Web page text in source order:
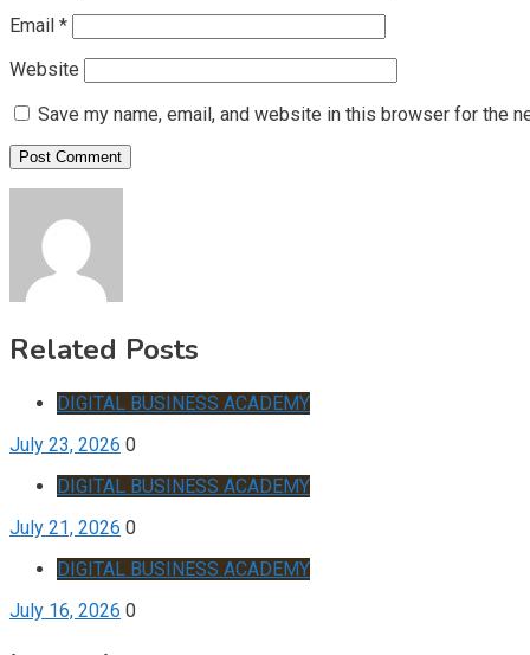
Email *
Website
Save my name, email, and website in this browser for the
Related Posts
DIGITAL BUSINESS ACADEMY
July 23, 2026 0
DIGITAL BUSINESS ACADEMY
July 21, 2026 0
DIGITAL BUSINESS ACADEMY
July 16, 2026 0